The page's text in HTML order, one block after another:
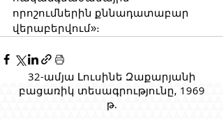
որոշումներին քննադատաբար
վերաբերվում»։
32-ամյա Լուսինե Զաքարյանի
բացառիկ տեսագրությունը, 1969
թ.